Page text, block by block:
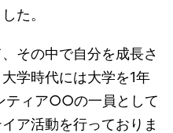
た。
その中で自分を成長さ
学時代には大学を1年
ティア○○の一員として
ア活動を行っておりま